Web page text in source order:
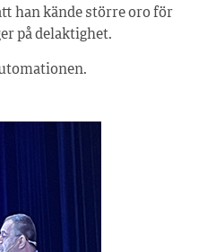
han kände större oro för
på delaktighet.